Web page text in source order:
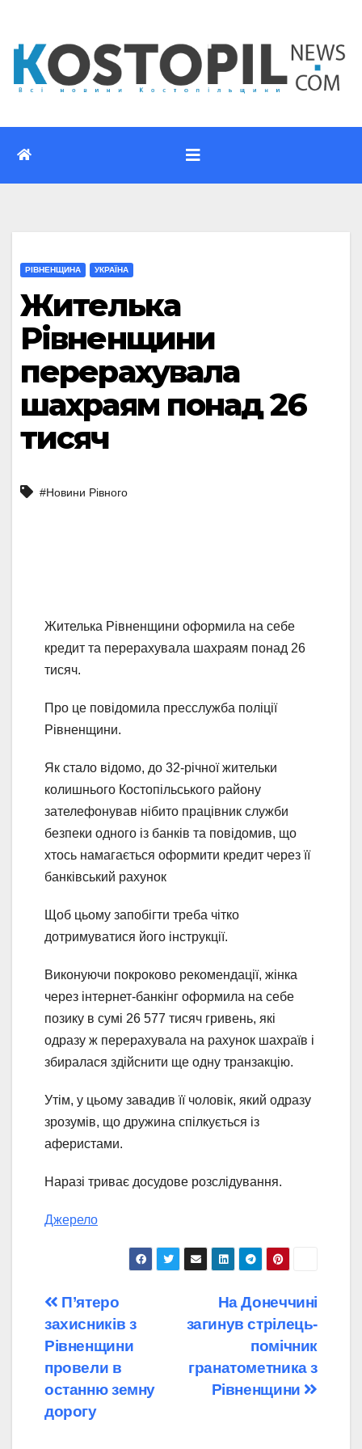
вмісту
РІВНЕНЩИНА УКРАЇНА
Жителька
Рівненщини
перерахувала
шахраям понад 26
тисяч
#Новини Рівного
Жителька Рівненщини оформила на себе
кредит та перерахувала шахраям понад 26
тисяч.
Про це повідомила пресслужба поліції
Рівненщини.
Як стало відомо, до 32-річної жительки
колишнього Костопільського району
зателефонував нібито працівник служби
безпеки одного із банків та повідомив, що
хтось намагається оформити кредит через її
банківський рахунок
Щоб цьому запобігти треба чітко
дотримуватися його інструкції.
Виконуючи покроково рекомендації, жінка
через інтернет-банкінг оформила на себе
позику в сумі 26 577 тисяч гривень, які
одразу ж перерахувала на рахунок шахраїв і
збиралася здійснити ще одну транзакцію.
Утім, у цьому завадив її чоловік, який одразу
зрозумів, що дружина спілкується із
аферистами.
Наразі триває досудове розслідування.
Джерело
Навігація
записів
На Донеччині
загинув стрілець-
помічник
гранатометника з
Рівненщини
П’ятеро
захисників з
Рівненщини
провели в
останню земну
дорогу